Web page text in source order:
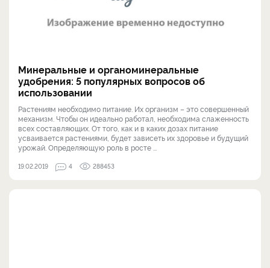
Минеральные и органоминеральные
удобрения: 5 популярных вопросов об
использовании
Растениям необходимо питание. Их организм – это совершенный
механизм. Чтобы он идеально работал, необходима слаженность
всех составляющих. От того, как и в каких дозах питание
усваивается растениями, будет зависеть их здоровье и будущий
урожай. Определяющую роль в росте ...
19.02.2019 4 288453